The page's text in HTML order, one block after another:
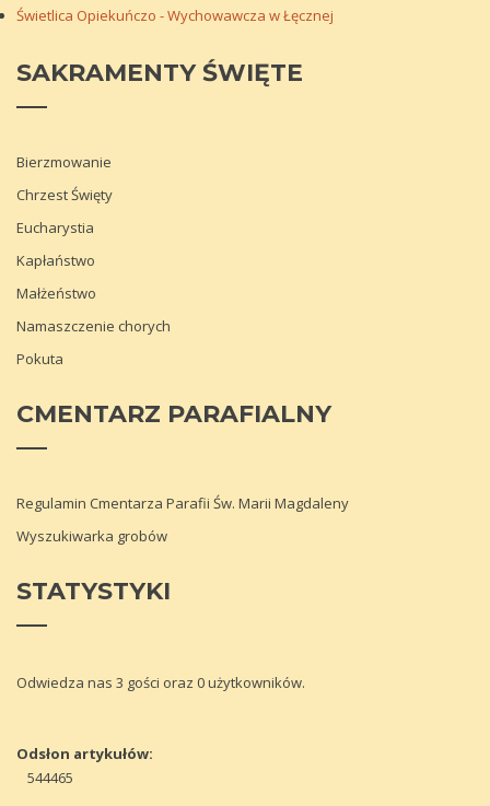
Świetlica Opiekuńczo - Wychowawcza w Łęcznej
SAKRAMENTYŚWIĘTE
Bierzmowanie
Chrzest Święty
Eucharystia
Kapłaństwo
Małżeństwo
Namaszczenie chorych
Pokuta
CMENTARZ PARAFIALNY
Regulamin Cmentarza Parafii Św. Marii Magdaleny
Wyszukiwarka grobów
STATYSTYKI
Odwiedza nas 3 gości oraz 0 użytkowników.
Odsłon artykułów:
544465